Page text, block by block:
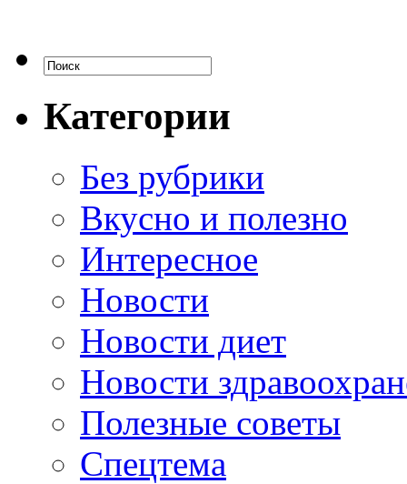
Категории
Без рубрики
Вкусно и полезно
Интересное
Новости
Новости диет
Новости
Полезные советы
Спецтема